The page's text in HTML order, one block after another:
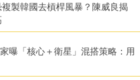
製韓國去槓桿風暴？陳威良揭
曝「核心＋衛星」混搭策略：用